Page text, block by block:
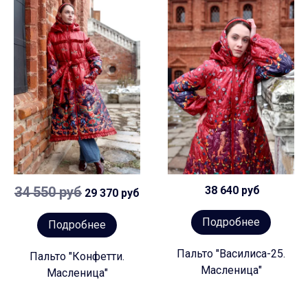
34 550 руб 29 370 руб
Подробнее
Пальто "Конфетти.
Масленица"
38 640 руб
Подробнее
Пальто "Василиса-25.
Масленица"